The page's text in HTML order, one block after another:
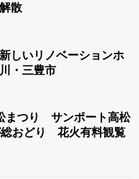
散
しいリノベーションホ
・三豊市
まつり サンポート高松
総おどり 花火有料観覧